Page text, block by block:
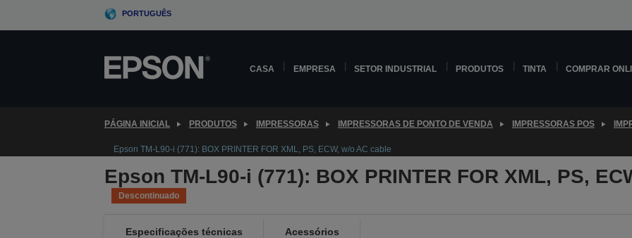
PORTUGUÊS
CASA EMPRESA SETOR INDUSTRIAL PRODUTOS TINTA COMPRAR
PÁGINA INICIAL PRODUTOS IMPRESSORAS IMPRESSORAS DE PONTO DE VENDA IMPRESSORAS POS
Epson TM-L90-i (771): BOX PRINTER FOR XML, PS, ECW, w/o AC cable
Epson TM-L90-i (771): BOX PRINTER FOR XML, PS,
Descontinuado
Especificações técnicas Acessórios